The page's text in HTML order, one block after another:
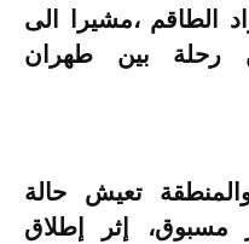
9 من أفراد الطاقم ،مشيرا الى
رحلة بين طهران
تعيش حالة
مسبوق، إثر إطلاق